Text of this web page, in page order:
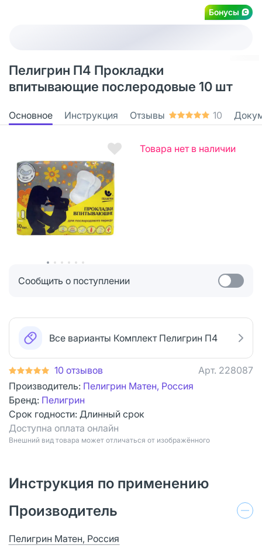
Бонусы
Пелигрин П4 Прокладки
впитывающие послеродовые 10 шт
Основное Инструкция Отзывы 10
Товара нет в наличии
Сообщить о поступлении
Все варианты Комплект Пелигрин П4
10 отзывов Арт. 228087
Производитель: Пелигрин Матен, Россия
Бренд: Пелигрин
Срок годности: Длинный срок
Доступна оплата онлайн
Bнешний вид товара может отличаться от изображённого
Инструкция по применению
Производитель
Пелигрин Матен, Россия